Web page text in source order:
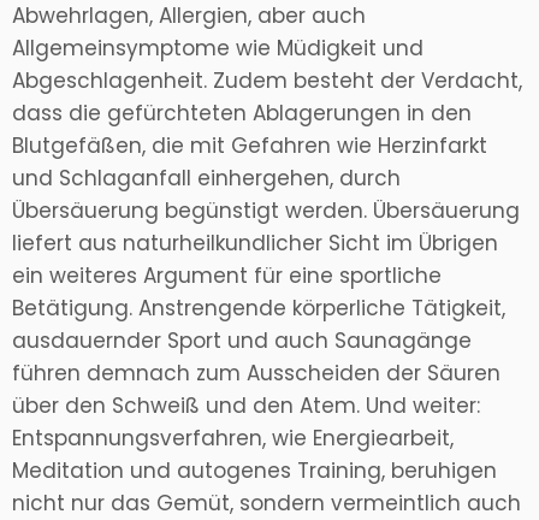
Abwehrlagen, Allergien, aber auch
Allgemeinsymptome wie Müdigkeit und
Abgeschlagenheit. Zudem besteht der Verdacht,
dass die gefürchteten Ablagerungen in den
Blutgefäßen, die mit Gefahren wie Herzinfarkt
und Schlaganfall einhergehen, durch
Übersäuerung begünstigt werden. Übersäuerung
liefert aus naturheilkundlicher Sicht im Übrigen
ein weiteres Argument für eine sportliche
Betätigung. Anstrengende körperliche Tätigkeit,
ausdauernder Sport und auch Saunagänge
führen demnach zum Ausscheiden der Säuren
über den Schweiß und den Atem. Und weiter:
Entspannungsverfahren, wie Energiearbeit,
Meditation und autogenes Training, beruhigen
nicht nur das Gemüt, sondern vermeintlich auch